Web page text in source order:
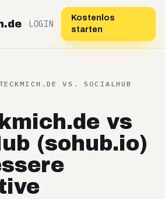
LOGIN
Kostenlos
starten
VS.SOCIALHUB
vs
(sohub.io)